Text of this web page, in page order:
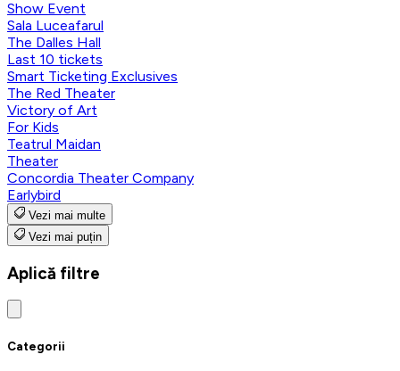
Show Event
Sala Luceafarul
The Dalles Hall
Last 10 tickets
Smart Ticketing Exclusives
The Red Theater
Victory of Art
For Kids
Teatrul Maidan
Theater
Concordia Theater Company
Earlybird
Vezi mai multe
Vezi mai puțin
Aplică filtre
Categorii